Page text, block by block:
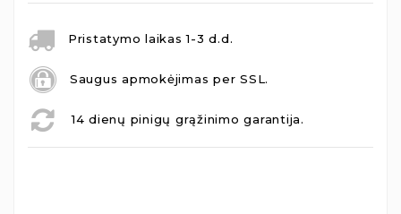
Pristatymo laikas 1-3 d.d.
Saugus apmokėjimas per SSL.
14 dienų pinigų grąžinimo garantija.